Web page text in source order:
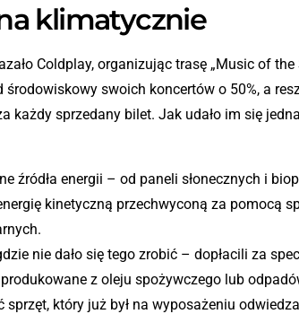
klimatycznie
Coldplay, organizując trasę „Music of the
środowiskowy swoich koncertów o 50%, a
każdy sprzedany bilet. Jak udało im się
źródła energii – od paneli słonecznych i
kinetyczną przechwyconą za pomocą
nie dało się tego zrobić – dopłacili za
z oleju spożywczego lub
który już był na wyposażeniu